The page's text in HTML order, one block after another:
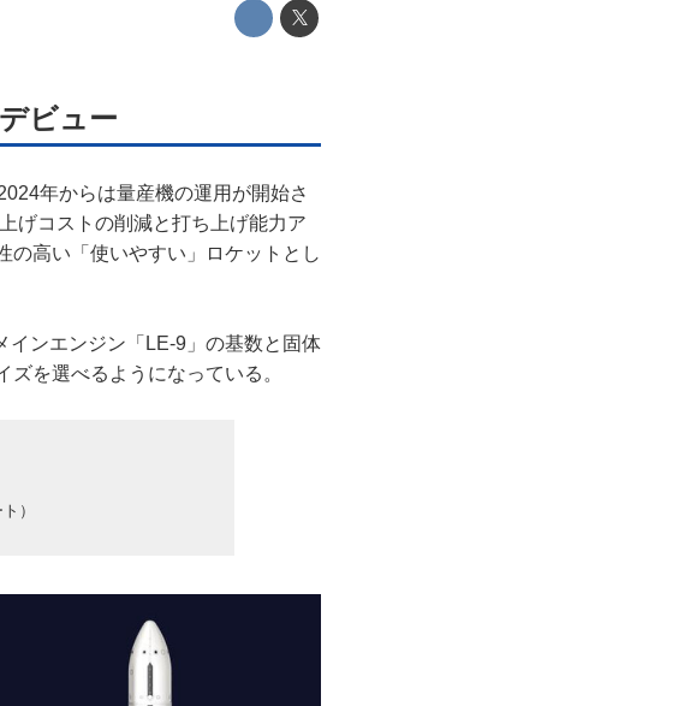
ビュー
年からは量産機の運用が開始さ
げコストの削減と打ち上げ能力ア
の高い「使いやすい」ロケットとし
インエンジン「LE-9」の基数と固体
を選べるようになっている。
）